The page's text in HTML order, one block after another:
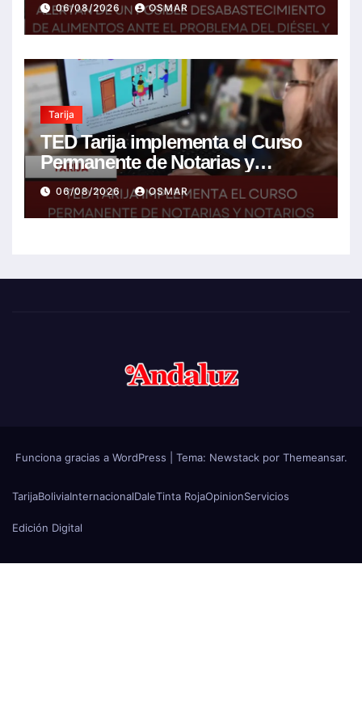
encarecimiento de insumos
agrícolas
06/08/2026 OSMAR
Tarija
TED Tarija implementa el Curso
Permanente de Notarias y
Notarios Electorales 2026
06/08/2026 OSMAR
Funciona gracias a WordPress Tema: Newstackpor Themeansar.
TarijaBoliviaInternacionalDaleTinta RojaOpinionServicios
Edición Digital